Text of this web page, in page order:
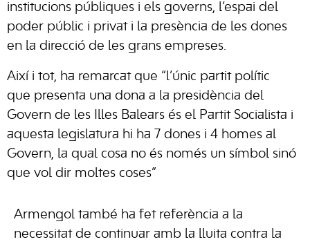
institucions públiques i els governs, l’espai del
poder públic i privat i la presència de les dones
en la direcció de les grans empreses.
Així i tot, ha remarcat que “l’únic partit polític
que presenta una dona a la presidència del
Govern de les Illes Balears és el Partit Socialista i
aquesta legislatura hi ha 7 dones i 4 homes al
Govern, la qual cosa no és només un símbol sinó
que vol dir moltes coses”
Armengol també ha fet referència a la
necessitat de continuar amb la lluita contra la